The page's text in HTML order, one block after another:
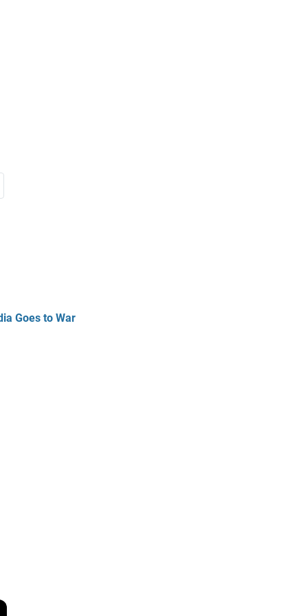
Goes to War